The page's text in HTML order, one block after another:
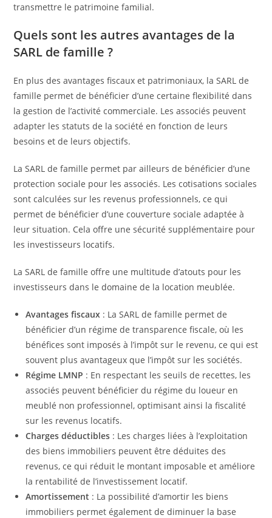
transmettre le patrimoine familial.
Quels sont les autres avantages de la
SARL de famille ?
En plus des avantages fiscaux et patrimoniaux, la SARL de
famille permet de bénéficier d’une certaine flexibilité dans
la gestion de l’activité commerciale. Les associés peuvent
adapter les statuts de la société en fonction de leurs
besoins et de leurs objectifs.
La SARL de famille permet par ailleurs de bénéficier d’une
protection sociale pour les associés. Les cotisations sociales
sont calculées sur les revenus professionnels, ce qui
permet de bénéficier d’une couverture sociale adaptée à
leur situation. Cela offre une sécurité supplémentaire pour
les investisseurs locatifs.
La SARL de famille offre une multitude d’atouts pour les
investisseurs dans le domaine de la location meublée.
Avantages fiscaux : La SARL de famille permet de
bénéficier d’un régime de transparence fiscale, où les
bénéfices sont imposés à l’impôt sur le revenu, ce qui est
souvent plus avantageux que l’impôt sur les sociétés.
Régime LMNP : En respectant les seuils de recettes, les
associés peuvent bénéficier du régime du loueur en
meublé non professionnel, optimisant ainsi la fiscalité
sur les revenus locatifs.
Charges déductibles : Les charges liées à l’exploitation
des biens immobiliers peuvent être déduites des
revenus, ce qui réduit le montant imposable et améliore
la rentabilité de l’investissement locatif.
Amortissement : La possibilité d’amortir les biens
immobiliers permet également de diminuer la base